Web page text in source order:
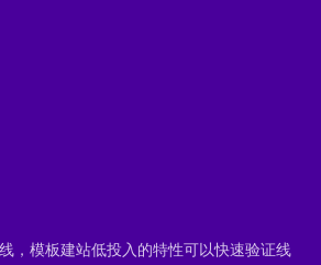
，模板建站低投入的特性可以快速验证线